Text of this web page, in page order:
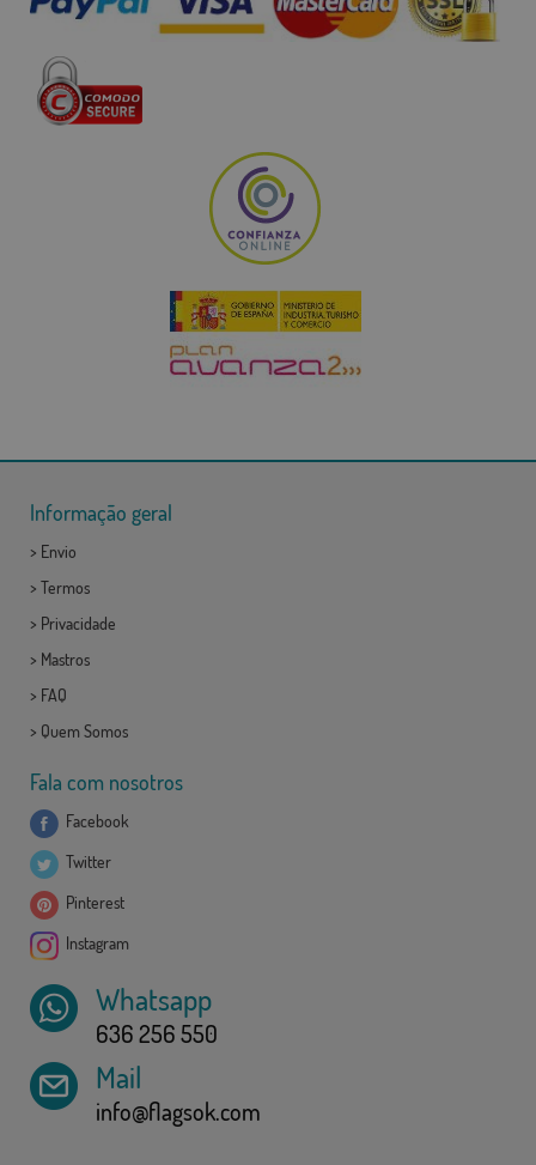
Informação geral
> Envio
> Termos
> Privacidade
> Mastros
> FAQ
> Quem Somos
Fala com nosotros
Facebook
Twitter
Pinterest
Instagram
Whatsapp
636 256 550
Mail
info@flagsok.com